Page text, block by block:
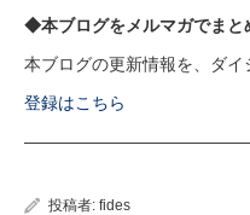
◆本ブログをメルマガでまと
本ブログの更新情報を、ダイ
登録はこちら
投稿者: fides